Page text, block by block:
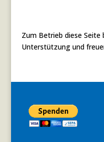
Zum Betrieb diese
Unterstützung und